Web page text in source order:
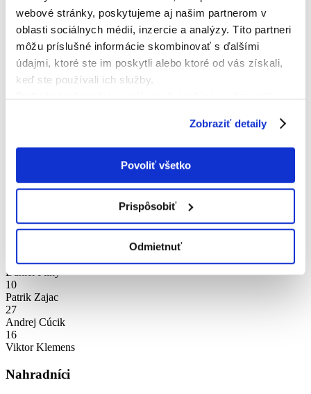
webové stránky, poskytujeme aj našim partnerom v
oblasti sociálnych médií, inzercie a analýzy. Títo partneri
môžu príslušné informácie skombinovať s ďalšími
údajmi, ktoré ste im poskytli alebo ktoré od vás získali,
keď ste používali ich služby.
Podrobné informácie o súboroch cookies sa dozviete v
Zobraziť detaily
Povoliť všetko
Prispôsobiť
Odmietnuť
18:45
TJ Spartak Kvašov
DOMÁCI
Základná zostava
Lukáš Jaroněk
Lukáš Čačko
Peter Amrich
19
17
Daniel Pilný
10
Patrik Zajac
27
Andrej Cúcik
16
Viktor Klemens
Nahradníci